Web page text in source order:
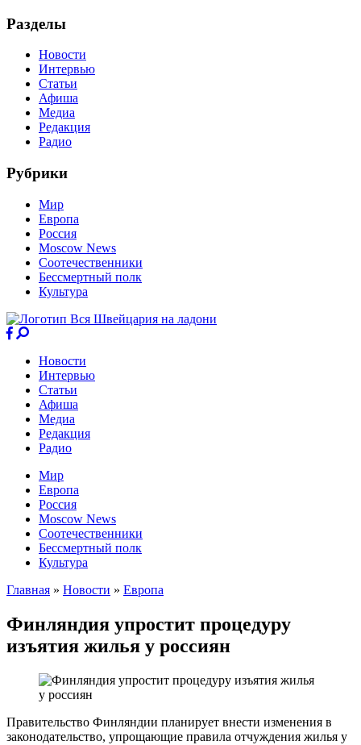
Разделы
Новости
Интервью
Статьи
Афиша
Медиа
Редакция
Радио
Рубрики
Мир
Европа
Россия
Moscow News
Соотечественники
Бессмертный полк
Культура
Новости
Интервью
Статьи
Афиша
Медиа
Редакция
Радио
Мир
Европа
Россия
Moscow News
Соотечественники
Бессмертный полк
Культура
Главная » Новости » Европа
Финляндия упростит процедуру
изъятия жилья у россиян
Правительство Финляндии планирует внести изменения в
законодательство, упрощающие правила отчуждения жилья у